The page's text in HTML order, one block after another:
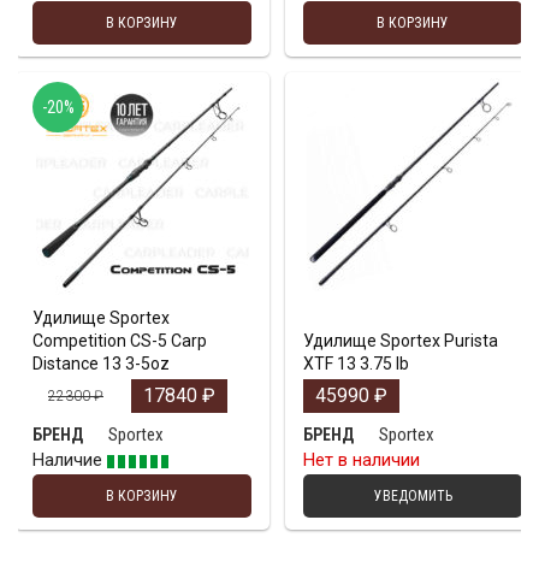
В КОРЗИНУ В КОРЗИНУ
Удилище Sportex
Competition CS-5 Carp
Distance 13 3-5oz
22300₽ 17840 ₽
БРЕНД
Sportex
Наличие
В КОРЗИНУ
-20%
Удилище Sportex Purista
XTF 13 3.75 lb
45990 ₽
БРЕНД
Sportex
Нет в наличии
УВЕДОМИТЬ